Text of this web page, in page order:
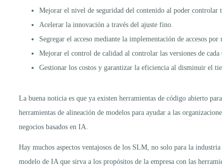
Mejorar el nivel de seguridad del contenido al poder controlar
Acelerar la innovación a través del ajuste fino.
Segregar el acceso mediante la implementación de accesos por
Mejorar el control de calidad al controlar las versiones de cada
Gestionar los costos y garantizar la eficiencia al disminuir el
La buena noticia es que ya existen herramientas de código abierto
herramientas de alineación de modelos para ayudar a las
negocios basados en IA.
Hay muchos aspectos ventajosos de los SLM, no solo para la
modelo de IA que sirva a los propósitos de la empresa con las